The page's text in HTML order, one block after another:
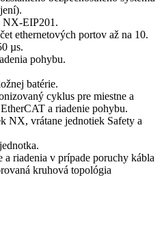
NX-EIP201.
ethernetových portov až na 10.
µs.
pohybu.
batérie.
cyklus pre miestne a
a riadenie pohybu.
NX, vrátane jednotiek Safety a
a riadenia v prípade poruchy kábla
kruhová topológia